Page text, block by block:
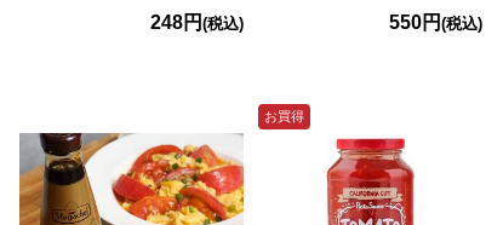
248円(税込)
550円 (税込)
お買得